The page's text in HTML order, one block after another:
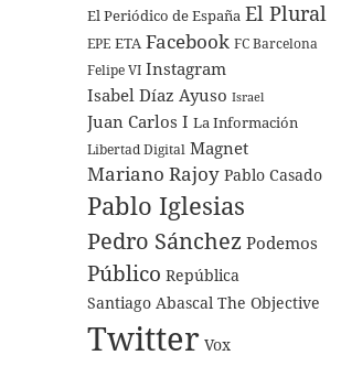
El Periódico de España El Plural
EPE ETA Facebook FC Barcelona
Felipe VI Instagram
Isabel Díaz Ayuso Israel
Juan Carlos I La Información
Libertad Digital Magnet
Mariano Rajoy Pablo Casado
Pablo Iglesias
Pedro Sánchez Podemos
Público República
Santiago Abascal The Objective
Twitter Vox